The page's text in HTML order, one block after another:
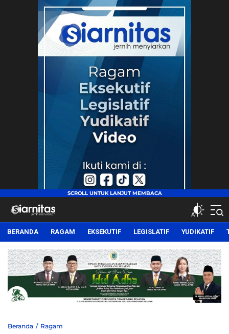
siarnitas
Jernih Menyiarkan
BERANDA RAGAM EKSEKUTIF LEGISLATIF YUDIKATIF
Beranda Ragam